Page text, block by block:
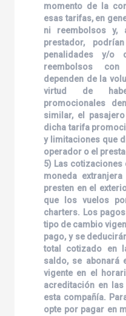
momento de la
esas tarifas, en
ni reembolsos y,
prestador,
penalidades y/o
reembolsos
dependen de la
virtud de
promocionales
similar, el
dicha tarifa
y limitaciones que
operador o el
5) Las
moneda
presten en el
que los vuelos
charters. Los
tipo de cambio
pago, y se
total cotizado en
saldo, se abonará
vigente en el
acreditación en
esta compañía.
opte por pagar en